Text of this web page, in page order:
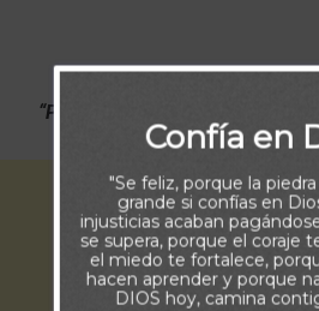
“Porque no hay nada imposible
Confía en
"Se feliz, porque la
grande si confías en
injusticias acaban
se supera, porque el coraje
el miedo te fortalece,
hacen aprender y porque
DIOS hoy, camina